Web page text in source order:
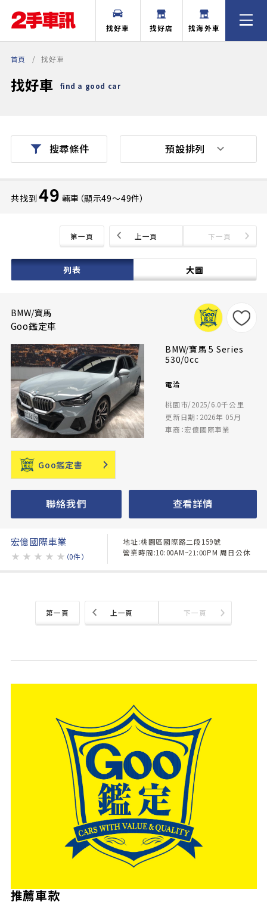
找好車 找好店 找海外車
首頁 找好車
找好車 find a good car
搜尋條件
共找到 49 輛車（顯示49〜49件）
第一頁 上一頁 下一頁
列表 大圖
預設排列
BMW/寶馬
Goo鑑定車
BMW/寶馬 5 Series
530/0cc
電洽
桃園市/2025/6.0千公里
更新日期：2026年 05月
車商：宏億國際車業
Goo鑑定書
聯絡我們 查看詳情
宏億國際車業
★ ★ ★ ★ ★ （0件）
地址:桃園區國際路二段159號
營業時間:10:00AM~21:00PM 周日公休
第一頁 上一頁 下一頁
推薦車款